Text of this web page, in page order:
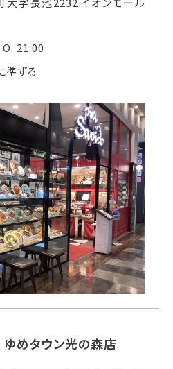
21:00
準ずる
めタウン光の森店